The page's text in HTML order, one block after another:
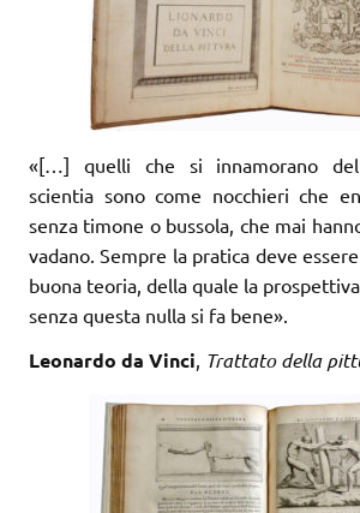
«[…] quelli che si innamorano
scientia sono come nocchieri che
senza timone o bussola, che mai
vadano. Sempre la pratica deve
buona teoria, della quale la
senza questa nulla si fa bene».
Leonardo da Vinci Trattato della